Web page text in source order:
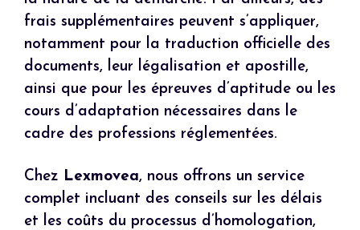
frais supplémentaires peuvent s’appliquer,
notamment pour la traduction officielle des
documents, leur légalisation et apostille,
ainsi que pour les épreuves d’aptitude ou les
cours d’adaptation nécessaires dans le
cadre des professions réglementées.
Chez Lexmovea, nous offrons un service
complet incluant des conseils sur les délais
et les coûts du processus d’homologation,